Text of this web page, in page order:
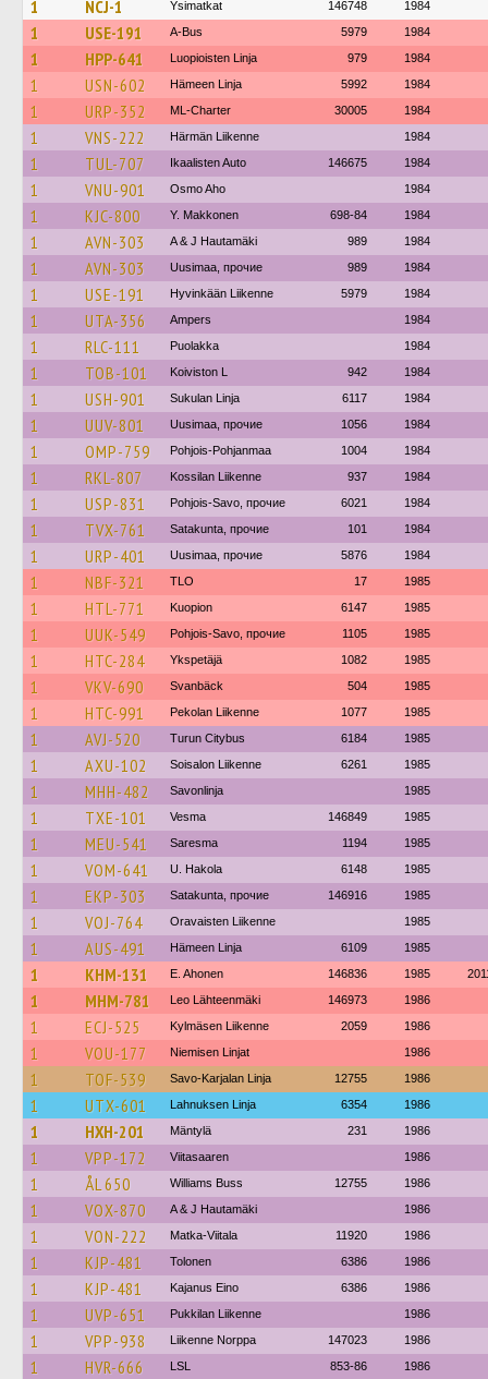
1 NCJ-1 Ysimatkat 146748 1984
1 USE-191 A-Bus 5979 1984
1 HPP-641 Luopioisten Linja 979 1984
1 USN-602 Hämeen Linja 5992 1984
1 URP-352 ML-Charter 30005 1984
1 VNS-222 Härmän Liikenne 1984
1 TUL-707 Ikaalisten Auto 146675 1984
1 VNU-901 Osmo Aho 1984
1 KJC-800 Y. Makkonen 698-84 1984
1 AVN-303 A & J Hautamäki 989 1984
1 AVN-303 Uusimaa, прочие 989 1984
1 USE-191 Hyvinkään Liikenne 5979 1984
1 UTA-356 Ampers 1984
1 RLC-111 Puolakka 1984
1 TOB-101 Koiviston L 942 1984
1 USH-901 Sukulan Linja 6117 1984
1 UUV-801 Uusimaa, прочие 1056 1984
1 OMP-759 Pohjois-Pohjanmaa 1004 1984
1 RKL-807 Kossilan Liikenne 937 1984
1 USP-831 Pohjois-Savo, прочие 6021 1984
1 TVX-761 Satakunta, прочие 101 1984
1 URP-401 Uusimaa, прочие 5876 1984
1 NBF-321 TLO 17 1985
1 HTL-771 Kuopion 6147 1985
1 UUK-549 Pohjois-Savo, прочие 1105 1985
1 HTC-284 Ykspetäjä 1082 1985
1 VKV-690 Svanbäck 504 1985
1 HTC-991 Pekolan Liikenne 1077 1985
1 AVJ-520 Turun Citybus 6184 1985
1 AXU-102 Soisalon Liikenne 6261 1985
1 MHH-482 Savonlinja 1985
1 TXE-101 Vesma 146849 1985
1 MEU-541 Saresma 1194 1985
1 VOM-641 U. Hakola 6148 1985
1 EKP-303 Satakunta, прочие 146916 1985
1 VOJ-764 Oravaisten Liikenne 1985
1 AUS-491 Hämeen Linja 6109 1985
1 KHM-131 E. Ahonen 146836 1985
1 MHM-781 Leo Lähteenmäki 146973 1986
1 ECJ-525 Kylmäsen Liikenne 2059 1986
1 VOU-177 Niemisen Linjat 1986
1 TOF-539 Savo-Karjalan Linja 12755 1986
1 UTX-601 Lahnuksen Linja 6354 1986
1 HXH-201 Mäntylä 231 1986
1 VPP-172 Viitasaaren 1986
1 ÅL 650 Williams Buss 12755 1986
1 VOX-870 A & J Hautamäki 1986
1 VON-222 Matka-Viitala 11920 1986
1 KJP-481 Tolonen 6386 1986
1 KJP-481 Kajanus Eino 6386 1986
1 UVP-651 Pukkilan Liikenne 1986
1 VPP-938 Liikenne Norppa 147023 1986
1 HVR-666 LSL 853-86 1986